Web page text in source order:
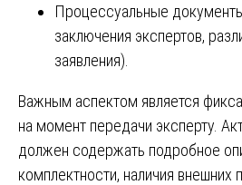
Процессуальные
заключения экспертов,
заявления).
Важным аспектом является
на момент передачи эксперту.
должен содержать подробное
комплектности, наличия